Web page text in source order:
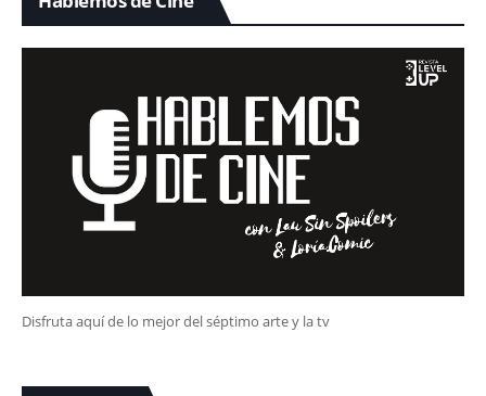
Disfruta aquí de lo mejor del séptimo arte y la tv